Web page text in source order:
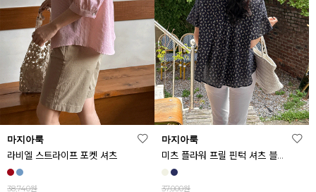
마지아룩
라비엘 스트라이프 포켓 셔츠
38,740원
마지아룩
미츠 플라워 프릴 핀턱 셔츠 블라우스
37,000원